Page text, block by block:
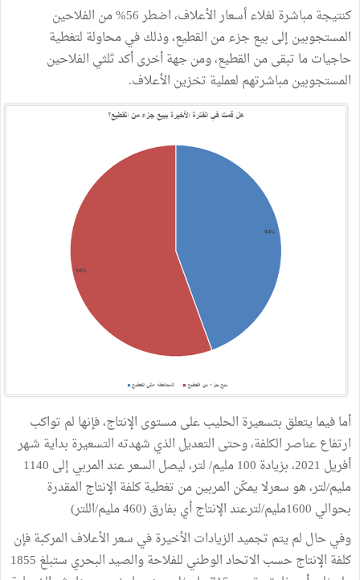
كنتيجة مباشرة لغلاء أسعار الأعلاف، اضطر 56% من الفلاحين
المستجوبين إلى بيع جزء من القطيع، وذلك في محاولة لتغطية
حاجيات ما تبقى من القطيع، ومن جهة أخرى أكد ثلثي الفلاحين
المستجوبين مباشرتهم لعملية تخزين الأعلاف.
أما فيما يتعلق بتسعيرة الحليب على مستوى الإنتاج، فإنها لم تواكب
ارتفاع عناصر الكلفة، وحتى التعديل الذي شهدته التسعيرة بداية شـهر
أفريل 2021، بزيادة 100 مليم/ لتر، ليصل السعر عند المربي إلى 1140
مليم/لتر، هو سعرلا يمكّن المربين من تغطية كلفة الإنتاج المقدرة
بحوالي 1600مليم/لترعند الإنتاج أي بفارق (460 مليم/اللتر)
وفي حال لم يتم تجميد الزيادات الأخيرة في سعر الأعلاف المركبة فإن
كلفة الإنتاج حسب الاتحاد الوطني للفلاحة والصيد البحري ستبلغ 1855